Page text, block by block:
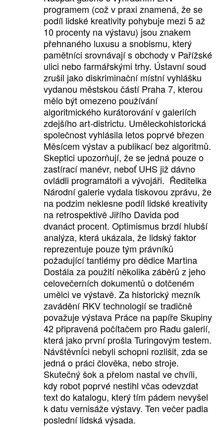
programem (což v praxi znamená, že se
podíl lidské kreativity pohybuje mezi 5 až
10 procenty na výstavu) jsou znakem
přehnaného luxusu a snobismu, který
pamětníci srovnávají s obchody v Pařížské
ulici nebo farmářskými trhy. Ústavní soud
zrušil jako diskriminační místní vyhlášku
vydanou městskou částí Praha 7, kterou
mělo být omezeno používání
algoritmického kurátorování v galeriích
zdejšího art-districtu. Uměleckohistorická
společnost vyhlásila letos poprvé březen
Měsícem výstav a publikací bez algoritmů.
Skeptici upozorňují, že se jedná pouze o
zastírací manévr, neboť UHS již dávno
ovládli programátoři a vývojáři. Ředitelka
Národní galerie vydala tiskovou zprávu, že
na podzim neklesne podíl lidské kreativity
na retrospektivě Jiřího Davida pod
dvanáct procent. Optimismus brzdí hlubší
analýza, která ukázala, že lidský faktor
reprezentuje pouze tým právníků
požadující tantiémy pro dědice Martina
Dostála za použití několika záběrů z jeho
celovečerních dokumentů o dotčeném
umělci ve výstavě. Za historický mezník
zavádění RKV technologií se tradičně
považuje výstava Práce na papíře Skupiny
42 připravená počítačem pro Radu galerií,
která jako první prošla Turingovým testem.
NávštěvnÍci nebyli schopni rozlišit, zda se
jedná o práci člověka, nebo stroje.
Skutečný šok a přelom nastal ve chvíli,
kdy robot poprvé nestihl včas odevzdat
text do katalogu, který tím pádem nevyšel
k datu vernisáže výstavy. Ten večer padla
poslední lidská výsada.